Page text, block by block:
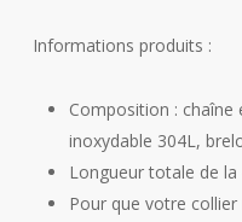
Informations produits :
Composition : chaîne
inoxydable 304L,
Longueur totale de
Pour que votre